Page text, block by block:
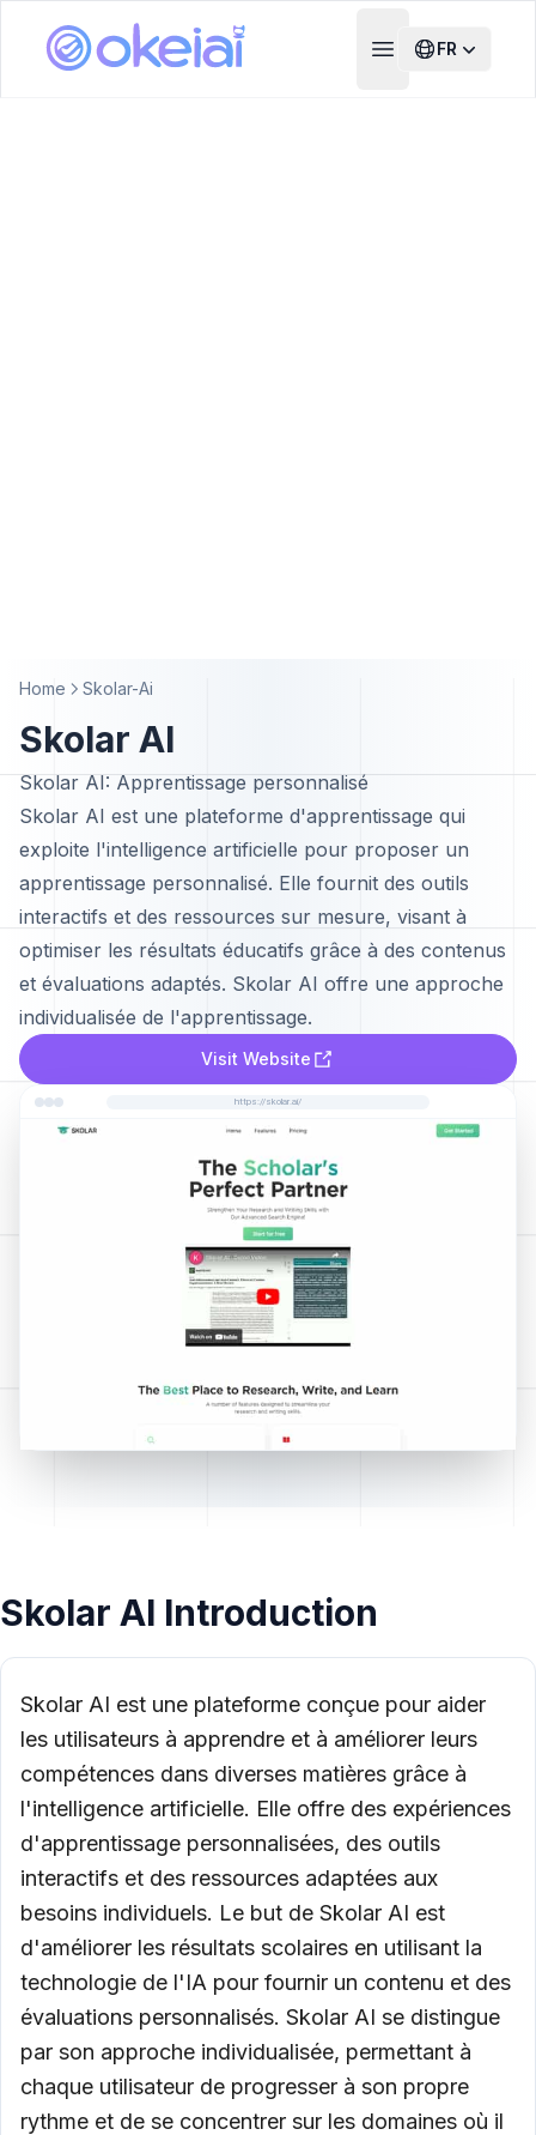
Open main menu
FR
Home Skolar-Ai
Skolar AI
Skolar AI: Apprentissage personnalisé
Skolar AI est une plateforme d'apprentissage qui
exploite l'intelligence artificielle pour proposer un
apprentissage personnalisé. Elle fournit des outils
interactifs et des ressources sur mesure, visant à
optimiser les résultats éducatifs grâce à des contenus
et évaluations adaptés. Skolar AI offre une approche
individualisée de l'apprentissage.
Visit Website
https://skolar.ai/
Skolar AI Introduction
Skolar AI est une plateforme conçue pour aider
les utilisateurs à apprendre et à améliorer leurs
compétences dans diverses matières grâce à
l'intelligence artificielle. Elle offre des expériences
d'apprentissage personnalisées, des outils
interactifs et des ressources adaptées aux
besoins individuels. Le but de Skolar AI est
d'améliorer les résultats scolaires en utilisant la
technologie de l'IA pour fournir un contenu et des
évaluations personnalisés. Skolar AI se distingue
par son approche individualisée, permettant à
chaque utilisateur de progresser à son propre
rythme et de se concentrer sur les domaines où il